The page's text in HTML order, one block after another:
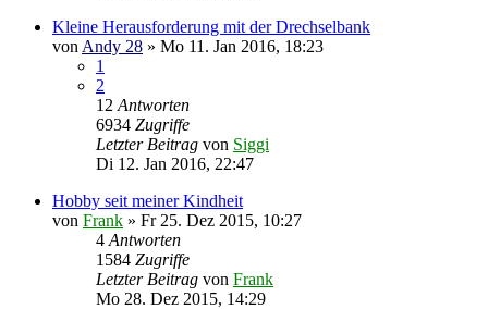
Kleine Herausforderung mit der Drechselbank
von Andy 28 » Mo 11. Jan 2016, 18:23
1
2
12 Antworten
6934 Zugriffe
Letzter Beitrag von Siggi
Di 12. Jan 2016, 22:47
Hobby seit meiner Kindheit
von Frank » Fr 25. Dez 2015, 10:27
4 Antworten
1584 Zugriffe
Letzter Beitrag von Frank
Mo 28. Dez 2015, 14:29